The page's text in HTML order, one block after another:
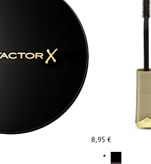
8,95 €